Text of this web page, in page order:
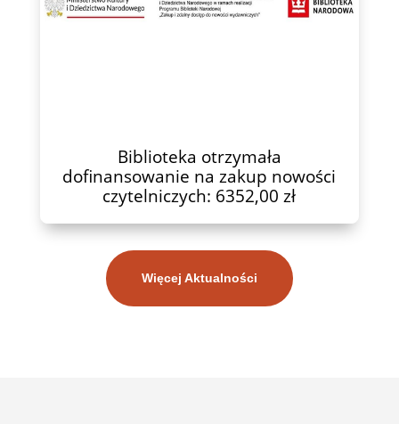
Biblioteka otrzymała
dofinansowanie na zakup nowości
czytelniczych: 6352,00 zł
Więcej Aktualności